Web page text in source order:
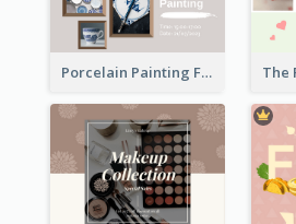
Porcelain Painting Facebook Post